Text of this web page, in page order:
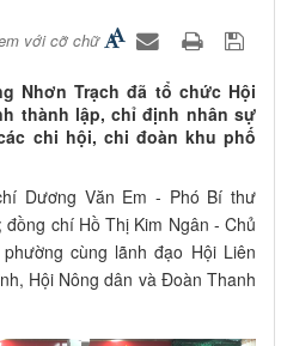
với cỡ chữ
Nhơn Trạch đã tổ chức Hội
thành lập, chỉ định nhân sự
chi hội, chi đoàn khu phố
Dương Văn Em - Phó Bí thư
chí Hồ Thị Kim Ngân - Chủ
cùng lãnh đạo Hội Liên
Hội Nông dân và Đoàn Thanh